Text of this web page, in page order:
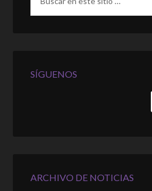
SÍGUENOS
ARCHIVO DE NOTICIAS